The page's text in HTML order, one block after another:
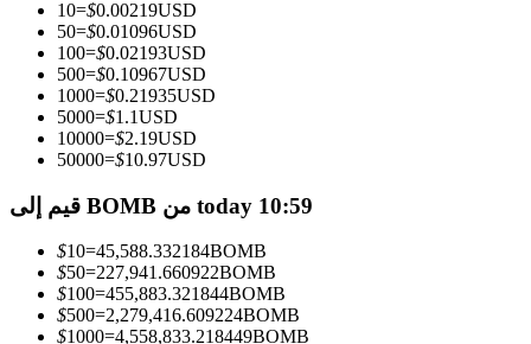
كن متداول نسخ
استمتع بتقاسم الأرباح وعمولات نسخ التداول
10=$0.00219USD
50=$0.01096USD
100=$0.02193USD
500=$0.10967USD
1000=$0.21935USD
5000=$1.1USD
10000=$2.19USD
50000=$10.97USD
قيم إلى BOMB من today 10:59
$10=45,588.332184BOMB
$50=227,941.660922BOMB
$100=455,883.321844BOMB
$500=2,279,416.609224BOMB
$1000=4,558,833.218449BOMB